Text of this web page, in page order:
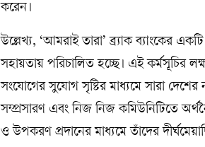
করেন।
উল্লেখ্য, ‘আমরাই তারা’ ব্র্যাক ব্যাংকের
সহায়তায় পরিচালিত হচ্ছে। এই কর্মসূচির
সংযোগের সুযোগ সৃষ্টির মাধ্যমে সারা দেশের
সম্প্রসারণ এবং নিজ নিজ কমিউনিটিতে
ও উপকরণ প্রদানের মাধ্যমে তাঁদের